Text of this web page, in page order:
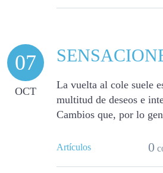
07
OCT
La vuelta al cole suele
multitud de deseos e
Cambios que, por lo
Artículos 0